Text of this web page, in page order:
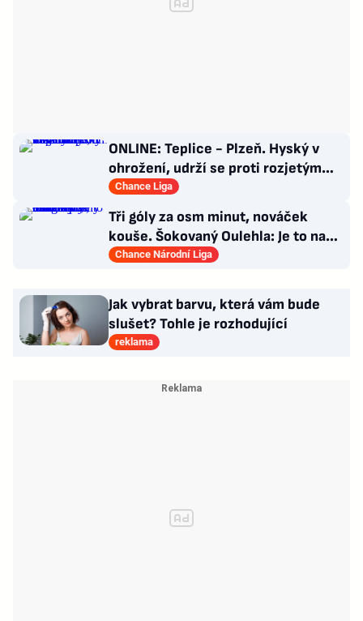
ONLINE: Teplice - Plzeň. Hyský v
ohrožení, udrží se proti rozjetým
Severočechům?
Chance Liga
Tři góly za osm minut, nováček
kouše. Šokovaný Oulehla: Je to na
ho*no, řešíme posily
Chance Národní Liga
Jak vybrat barvu, která vám bude
slušet? Tohle je rozhodující
reklama